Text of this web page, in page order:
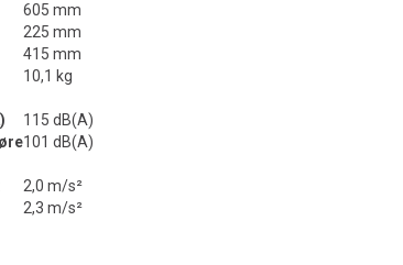
605 mm
225 mm
415 mm
10,1 kg
115 dB(A)
101 dB(A)
2,0 m/s²
2,3 m/s²